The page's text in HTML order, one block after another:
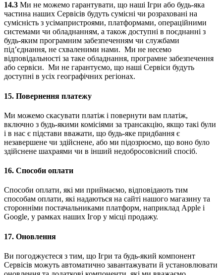
14.3 Ми не можемо гарантувати, що наші Ігри або будь-яка
частина наших Сервісів будуть сумісні чи розраховані на
сумісність з усімапристроями, платформами, операційними
системами чи обладнанням, а також доступні в поєднанні з
будь-яким програмним забезпеченням чи службами
під’єднання, не схваленими нами. Ми не несемо
відповідальності за таке обладнання, програмне забезпечення
або сервіси. Ми не гарантуємо, що наші Сервіси будуть
доступні в усіх географічних регіонах.
15. Повернення платежу
Ми можемо скасувати платіж і повернути вам платіж,
включно з будь-якими комісіями за трансакцію, якщо такі були
і в нас є підстави вважати, що будь-яке придбання є
незавершене чи здійснене, або ми підозрюємо, що воно було
здійснене шахраями чи в інший недобросовісний спосіб.
16. Способи оплати
Способи оплати, які ми приймаємо, відповідають тим
способам оплати, які надаються на сайті нашого магазину та
сторонніми постачальниками платформ, наприклад Apple і
Google, у рамках наших Ігор у місці продажу.
17. Оновлення
Ви погоджуєтеся з тим, що Ігри та будь-який компонент
Сервісів можуть автоматично завантажувати й установлювати